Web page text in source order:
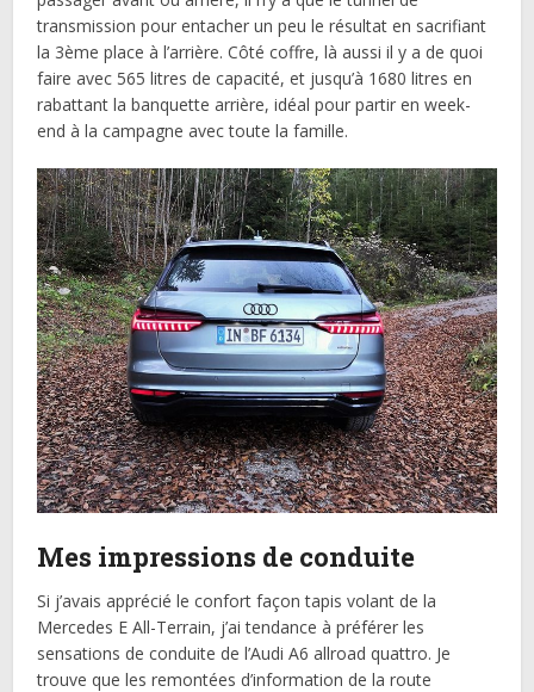
transmission pour entacher un peu le résultat en sacrifiant
la 3ème place à l’arrière. Côté coffre, là aussi il y a de quoi
faire avec 565 litres de capacité, et jusqu’à 1680 litres en
rabattant la banquette arrière, idéal pour partir en week-
end à la campagne avec toute la famille.
Mes impressions de conduite
Si j’avais apprécié le confort façon tapis volant de la
Mercedes E All-Terrain, j’ai tendance à préférer les
sensations de conduite de l’Audi A6 allroad quattro. Je
trouve que les remontées d’information de la route